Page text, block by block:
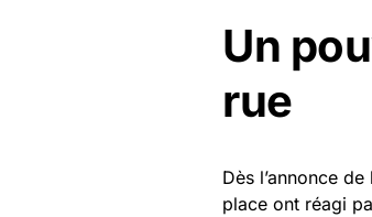
Un
rue
Dès l’annonce
place ont réagi